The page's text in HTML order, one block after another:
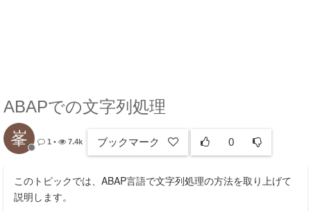
ABAPでの文字列処理
峯 1 • 7.4k ブックマーク 0
このトピックでは、ABAP言語で文字列処理の方法を取り上げて
説明します。